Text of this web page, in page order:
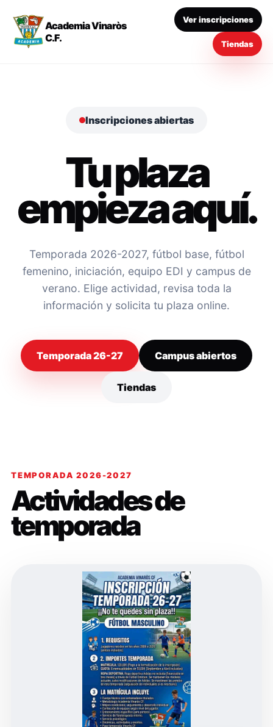
Academia Vinaròs
C.F.
Ver inscripciones
Tiendas
Inscripciones abiertas
Tu plaza
empieza aquí.
Temporada 2026-2027, fútbol base, fútbol
femenino, iniciación, equipo EDI y campus de
verano. Elige actividad, revisa toda la
información y solicita tu plaza online.
Temporada 26-27 Campus abiertos
Tiendas
TEMPORADA 2026-2027
Actividades de
temporada